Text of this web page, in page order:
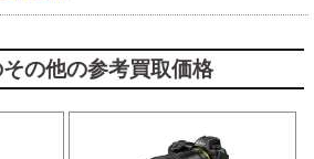
の他の参考買取価格